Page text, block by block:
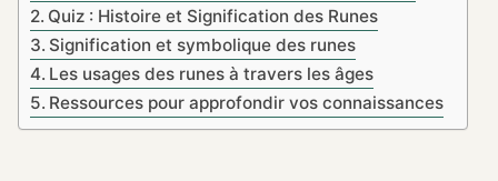
Quiz : Histoire et Signification des Runes
Signification et symbolique des runes
Les usages des runes à travers les âges
Ressources pour approfondir vos connaissances